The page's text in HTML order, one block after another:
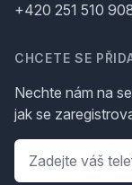
+420 251 510
CHCETE SE
Nechte nám na
jak se
Telefon